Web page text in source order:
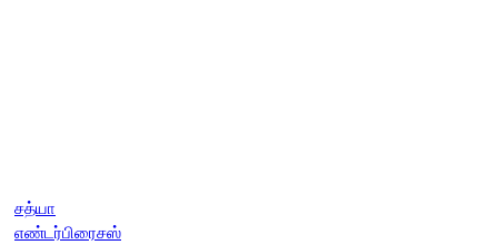
சத்யா
எண்டர்பிரைசஸ்